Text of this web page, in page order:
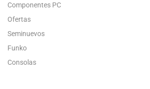
Componentes PC
Ofertas
Seminuevos
Funko
Consolas